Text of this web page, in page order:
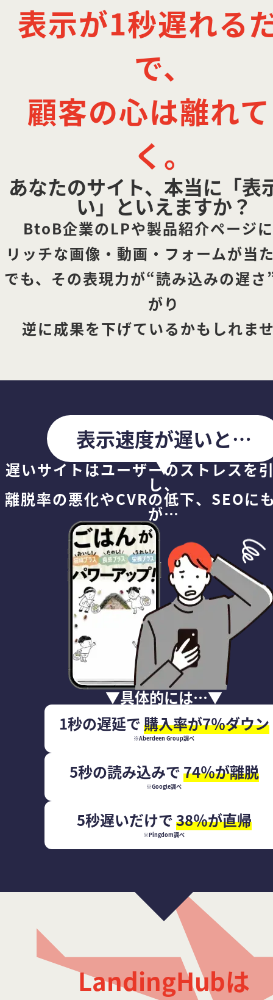
表示が1秒遅れる
で、
顧客の心は離れ
く。
あなたのサイト、本当に「表
い」といえますか？
BtoB企業のLPや製品紹介ページ
リッチな画像・動画・フォームが当
でも、その表現力が“読み込みの遅さ
がり
逆に成果を下げているかもしれま
表示速度が遅いと⋯
遅いサイトはユーザーのストレスを
し、
離脱率の悪化やCVRの低下、SEOに
が⋯
▼具体的には⋯▼
1秒の遅延で購入率が7％ダウン
※Aberdeen Group調べ
5秒の読み込みで74％が離脱
※Google調べ
5秒遅いだけで38％が直帰
※Pingdom調べ
LandingHubは